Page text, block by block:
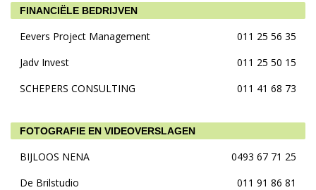
FINANCIËLE BEDRIJVEN
Eevers Project Management
011 25 56 35
Jadv Invest
011 25 50 15
SCHEPERS CONSULTING
011 41 68 73
FOTOGRAFIE EN VIDEOVERSLAGEN
BIJLOOS NENA
0493 67 71 25
De Brilstudio
011 91 86 81